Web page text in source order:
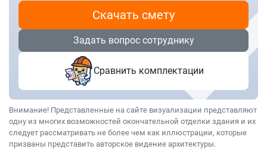
Скачать смету
Задать вопрос сотруднику
Сравнить комплектации
Внимание! Представленные на сайте визуализации представляют
одну из многих возможностей окончательной отделки здания и их
следует рассматривать не более чем как иллюстрации, которые
призваны представить авторское видение архитектуры.